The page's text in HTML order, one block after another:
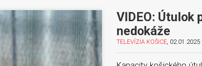
VIDEO:
nedokáže
TELEVÍZIA KOŠICE, 02.01.2025